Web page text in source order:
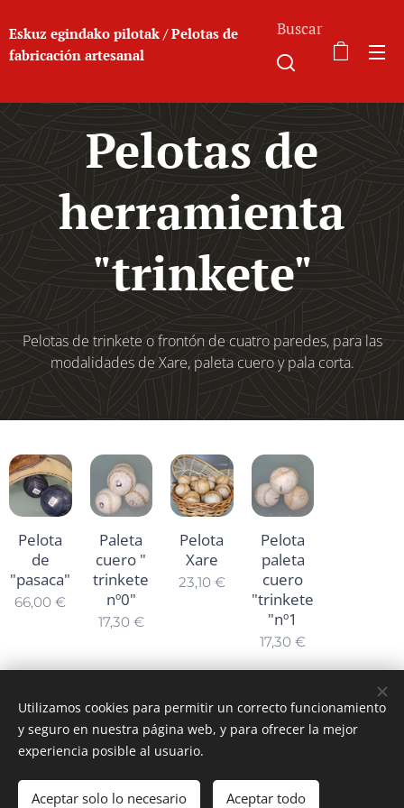
Eskuz egindako pilotak / Pelotas de
fabricación artesanal
Buscar
Pelotas de
herramienta
"trinkete"
Pelotas de trinkete o frontón de cuatro paredes, para las
modalidades de Xare, paleta cuero y pala corta.
Pelota
de
"pasaca"
66,00 €
Paleta
cuero "
trinkete
nº0"
17,30€
Pelota
Xare
23,10€
Pelota
paleta
cuero
"trinkete
"nº1
17,30 €
© 2025 Todos los derechos reservados
Cookies
Idiomas
Utilizamos cookies para permitir un correcto funcionamiento
y seguro en nuestra página web, y para ofrecer la mejor
experiencia posible al usuario.
Aceptar solo lo necesario Aceptar todo